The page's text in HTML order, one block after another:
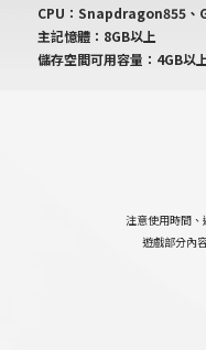
CPU：Snapdragon855、
主記憶體：8GB以上
儲存空間可用容量：4GB以
注意使用時間、
遊戲部分內